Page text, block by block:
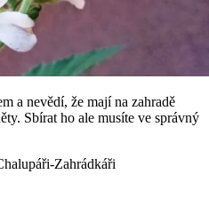
a nevědí, že mají na zahradě
Sbírat ho ale musíte ve správný
Zahrádkáři